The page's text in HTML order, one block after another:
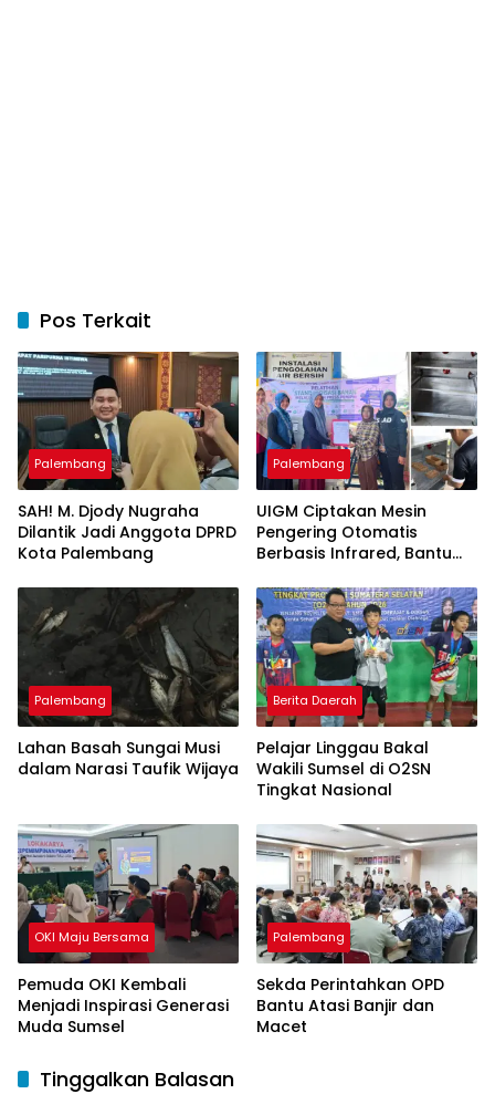
Pos Terkait
Palembang
SAH! M. Djody Nugraha
Dilantik Jadi Anggota DPRD
Kota Palembang
Palembang
UIGM Ciptakan Mesin
Pengering Otomatis
Berbasis Infrared, Bantu
Pulau Kemaro
Palembang
Lahan Basah Sungai Musi
dalam Narasi Taufik Wijaya
Berita Daerah
Pelajar Linggau Bakal
Wakili Sumsel di O2SN
Tingkat Nasional
OKI Maju Bersama
Pemuda OKI Kembali
Menjadi Inspirasi Generasi
Muda Sumsel
Palembang
Sekda Perintahkan OPD
Bantu Atasi Banjir dan
Macet
Tinggalkan Balasan